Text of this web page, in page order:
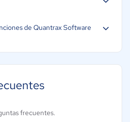
de Quantrax Software
frecuentes.